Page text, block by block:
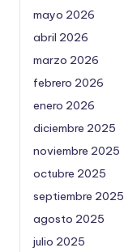
mayo 2026
abril 2026
marzo 2026
febrero 2026
enero 2026
diciembre 2025
noviembre 2025
octubre 2025
septiembre 2025
agosto 2025
julio 2025